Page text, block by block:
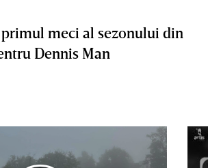
primul meci al sezonului din
Dennis Man